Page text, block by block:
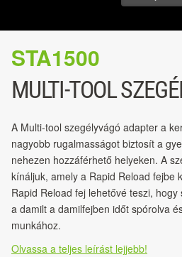
STA1500
MULTI-TOOL
A Multi-tool szegélyvágó adapter a
nagyobb rugalmasságot biztosít a
nehezen hozzáférhető helyeken. A
kínáljuk, amely a Rapid Reload fejbe
Rapid Reload fej lehetővé teszi,
a damilt a damilfejben időt spórolva
munkához.
Olvassa a teljes leírást lejjebb!